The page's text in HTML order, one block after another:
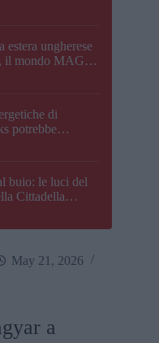
ungherese
il mondo MAGA,
di
potrebbe
buio: le luci del
Cittadella
May 21, 2026
a